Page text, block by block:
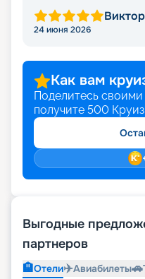
24 июня 2026
Как вам
Поделитесь
получите 500
Выгодные
партнеров
🏨Отели✈️Авиабилеты🚗